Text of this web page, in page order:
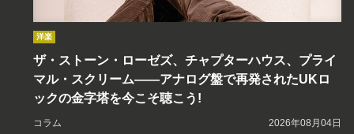
洋楽
ザ・ストーン・ローゼズ、チャプターハウス、プライ
マル・スクリーム――アナログ盤で再発されたUKロ
ックの金字塔を今こそ聴こう!
コラム 2026年08月04日